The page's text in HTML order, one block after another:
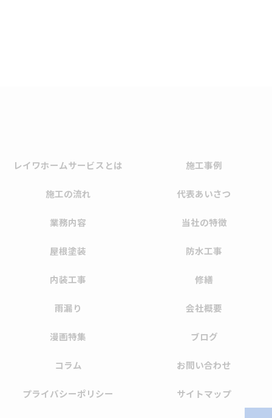
レイワホームサービスとは 施工事例
施工の流れ 代表あいさつ
業務内容 当社の特徴
屋根塗装 防水工事
内装工事 修繕
雨漏り 会社概要
漫画特集 ブログ
コラム お問い合わせ
プライバシーポリシー サイトマップ